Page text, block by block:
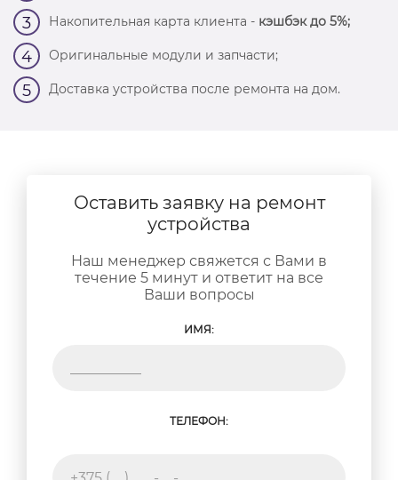
3 Накопительная карта клиента - кэшбэк до 5%;
4 Оригинальные модули и запчасти;
5 Доставка устройства после ремонта на дом.
Оставить заявку на ремонт
устройства
Наш менеджер свяжется с Вами в
течение 5 минут и ответит на все
Ваши вопросы
ИМЯ:
ТЕЛЕФОН: